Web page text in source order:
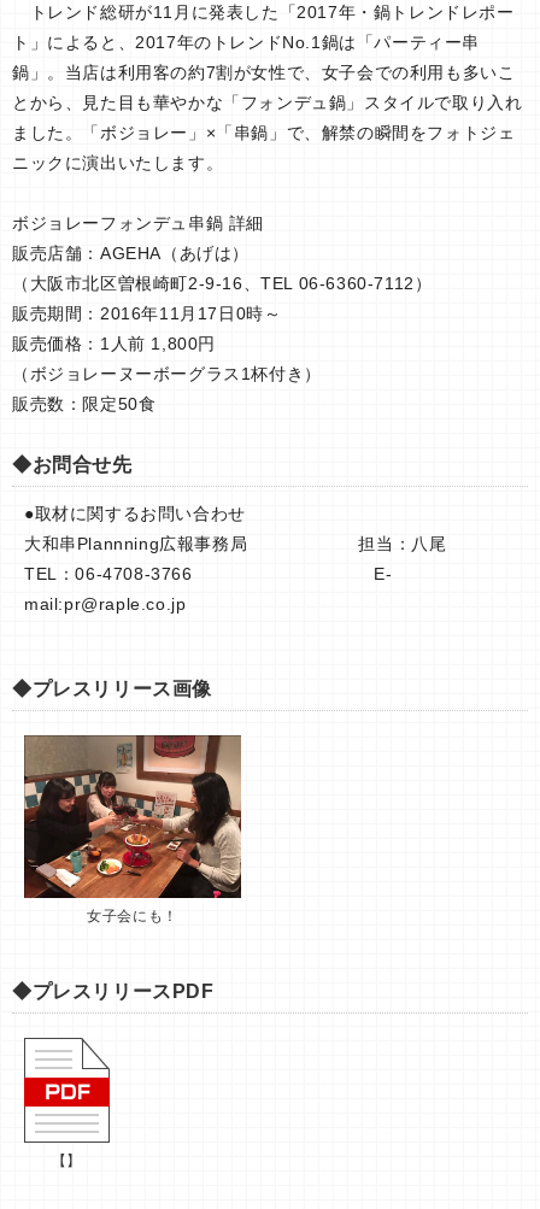
トレンド総研が11月に発表した「2017年・鍋トレンドレポー
ト」によると、2017年のトレンドNo.1鍋は「パーティー串
鍋」。当店は利用客の約7割が女性で、女子会での利用も多いこ
とから、見た目も華やかな「フォンデュ鍋」スタイルで取り入れ
ました。「ボジョレー」×「串鍋」で、解禁の瞬間をフォトジェ
ニックに演出いたします。
ボジョレーフォンデュ串鍋 詳細
販売店舗：AGEHA（あげは）
（大阪市北区曽根崎町2-9-16、TEL 06-6360-7112）
販売期間：2016年11月17日0時～
販売価格：1人前 1,800円
（ボジョレーヌーボーグラス1杯付き）
販売数：限定50食
◆お問合せ先
●取材に関するお問い合わせ
大和串Plannning広報事務局 担当：八尾
TEL：06-4708-3766 E-
mail:pr@raple.co.jp
◆プレスリリース画像
女子会にも！
◆プレスリリースPDF
【】